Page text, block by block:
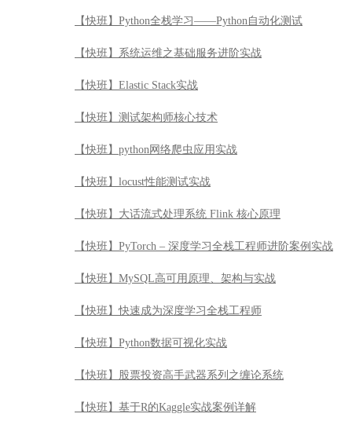
【快班】Python全栈学习——Python自动化测试
【快班】系统运维之基础服务进阶实战
【快班】Elastic Stack实战
【快班】测试架构师核心技术
【快班】python网络爬虫应用实战
【快班】locust性能测试实战
【快班】大话流式处理系统 Flink 核心原理
【快班】PyTorch – 深度学习全栈工程师进阶案例实战
【快班】MySQL高可用原理、架构与实战
【快班】快速成为深度学习全栈工程师
【快班】Python数据可视化实战
【快班】股票投资高手武器系列之缠论系统
【快班】基于R的Kaggle实战案例详解